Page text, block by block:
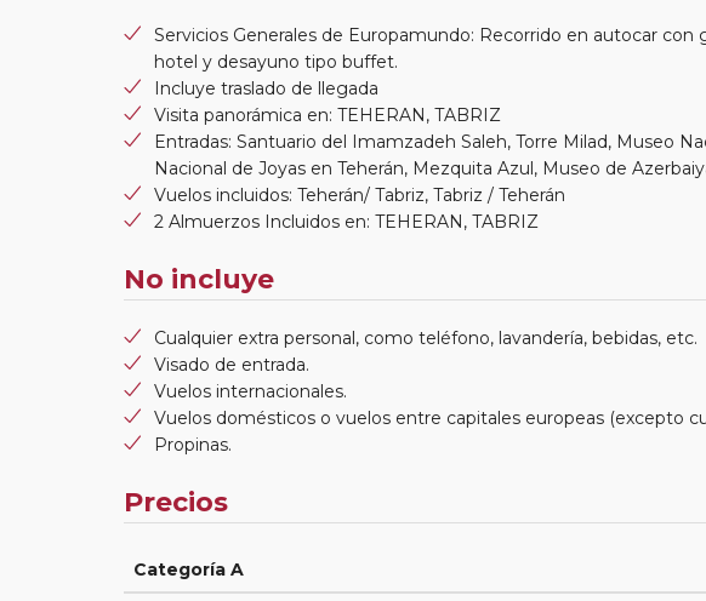
Servicios Generales de Europamundo: Recorrido en autocar con
hotel y desayuno tipo buffet.
Incluye traslado de llegada
Visita panorámica en: TEHERAN, TABRIZ
Entradas: Santuario del Imamzadeh Saleh, Torre Milad, Museo
Nacional de Joyas en Teherán, Mezquita Azul, Museo de
Vuelos incluidos: Teherán/ Tabriz, Tabriz / Teherán
2 Almuerzos Incluidos en: TEHERAN, TABRIZ
No incluye
Cualquier extra personal, como teléfono, lavandería, bebidas, etc.
Visado de entrada.
Vuelos internacionales.
Vuelos domésticos o vuelos entre capitales europeas (excepto
Propinas.
Precios
Categoría A